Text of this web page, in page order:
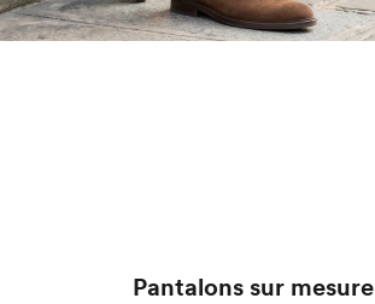
Pantalons sur mesure